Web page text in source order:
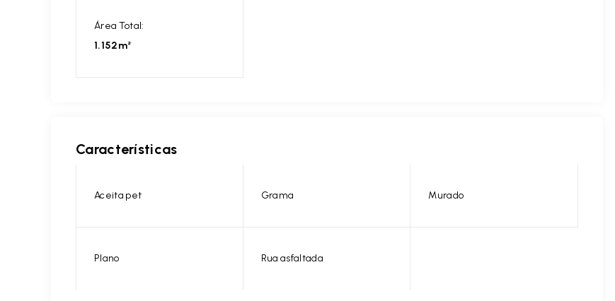
Área Total:
1.152m²
Características
Aceita pet Grama Murado
Plano Rua asfaltada